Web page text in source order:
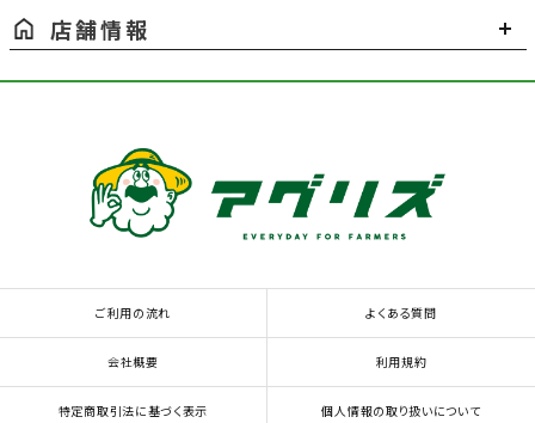
店舗情報
ご利用の流れ よくある質問
会社概要 利用規約
特定商取引法に基づく表示 個人情報の取り扱いについて